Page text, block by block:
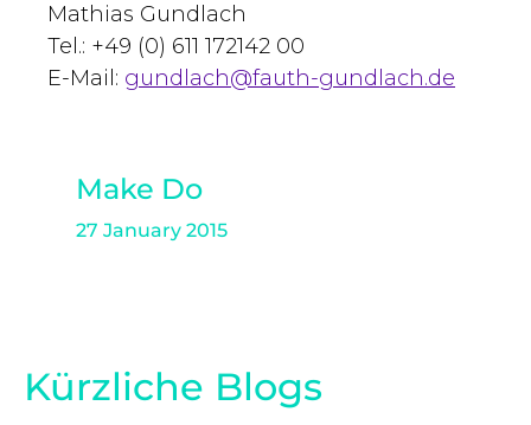
Mathias Gundlach
Tel.: +49 (0) 611 172142 00
E-Mail: gundlach@fauth-gundlach.de
Make Do
27 January 2015
Kürzliche Blogs